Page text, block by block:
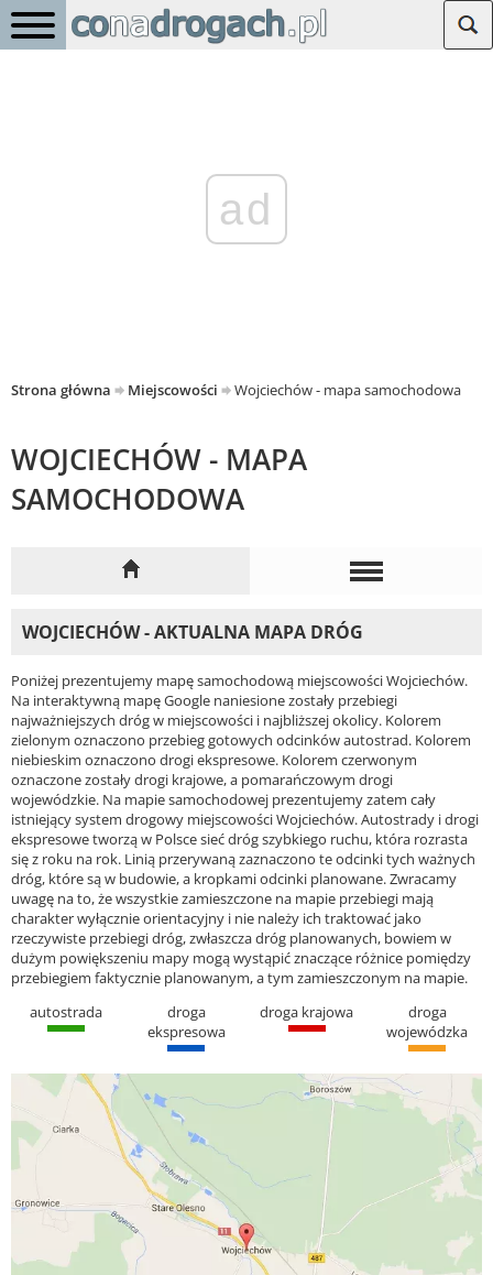
ad
Strona główna Miejscowości Wojciechów - mapa samochodowa
WOJCIECHÓW - MAPA
SAMOCHODOWA
WOJCIECHÓW - AKTUALNA MAPA DRÓG
Poniżej prezentujemy mapę samochodową miejscowości Wojciechów.
Na interaktywną mapę Google naniesione zostały przebiegi
najważniejszych dróg w miejscowości i najbliższej okolicy. Kolorem
zielonym oznaczono przebieg gotowych odcinków autostrad. Kolorem
niebieskim oznaczono drogi ekspresowe. Kolorem czerwonym
oznaczone zostały drogi krajowe, a pomarańczowym drogi
wojewódzkie. Na mapie samochodowej prezentujemy zatem cały
istniejący system drogowy miejscowości Wojciechów. Autostrady i drogi
ekspresowe tworzą w Polsce sieć dróg szybkiego ruchu, która rozrasta
się z roku na rok. Linią przerywaną zaznaczono te odcinki tych ważnych
dróg, które są w budowie, a kropkami odcinki planowane. Zwracamy
uwagę na to, że wszystkie zamieszczone na mapie przebiegi mają
charakter wyłącznie orientacyjny i nie należy ich traktować jako
rzeczywiste przebiegi dróg, zwłaszcza dróg planowanych, bowiem w
dużym powiększeniu mapy mogą wystąpić znaczące różnice pomiędzy
przebiegiem faktycznie planowanym, a tym zamieszczonym na mapie.
autostrada
droga
ekspresowa
droga krajowa
droga
wojewódzka